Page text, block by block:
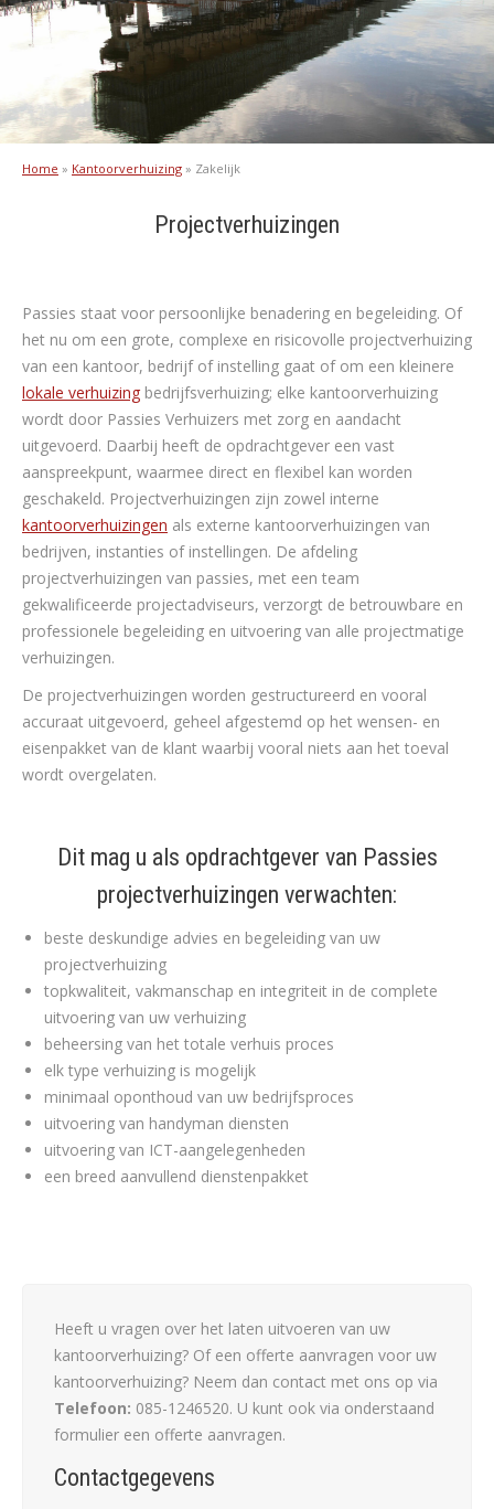
Home » Kantoorverhuizing » Zakelijk
Projectverhuizingen
Passies staat voor persoonlijke benadering en begeleiding. Of
het nu om een grote, complexe en risicovolle projectverhuizing
van een kantoor, bedrijf of instelling gaat of om een kleinere
lokale verhuizing bedrijfsverhuizing; elke kantoorverhuizing
wordt door Passies Verhuizers met zorg en aandacht
uitgevoerd. Daarbij heeft de opdrachtgever een vast
aanspreekpunt, waarmee direct en flexibel kan worden
geschakeld. Projectverhuizingen zijn zowel interne
kantoorverhuizingen als externe kantoorverhuizingen van
bedrijven, instanties of instellingen. De afdeling
projectverhuizingen van passies, met een team
gekwalificeerde projectadviseurs, verzorgt de betrouwbare en
professionele begeleiding en uitvoering van alle projectmatige
verhuizingen.
De projectverhuizingen worden gestructureerd en vooral
accuraat uitgevoerd, geheel afgestemd op het wensen- en
eisenpakket van de klant waarbij vooral niets aan het toeval
wordt overgelaten.
Dit mag u als opdrachtgever van Passies
projectverhuizingen verwachten:
beste deskundige advies en begeleiding van uw
projectverhuizing
topkwaliteit, vakmanschap en integriteit in de complete
uitvoering van uw verhuizing
beheersing van het totale verhuis proces
elk type verhuizing is mogelijk
minimaal oponthoud van uw bedrijfsproces
uitvoering van handyman diensten
uitvoering van ICT-aangelegenheden
een breed aanvullend dienstenpakket
Heeft u vragen over het laten uitvoeren van uw
kantoorverhuizing? Of een offerte aanvragen voor uw
kantoorverhuizing? Neem dan contact met ons op via
Telefoon: 085-1246520. U kunt ook via onderstaand
formulier een offerte aanvragen.
Contactgegevens